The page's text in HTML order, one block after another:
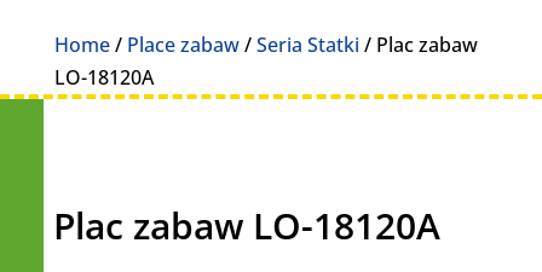
Home/ Place zabaw/Seria Statki / Plac zabaw
LO-18120A
Plac zabaw LO-18120A